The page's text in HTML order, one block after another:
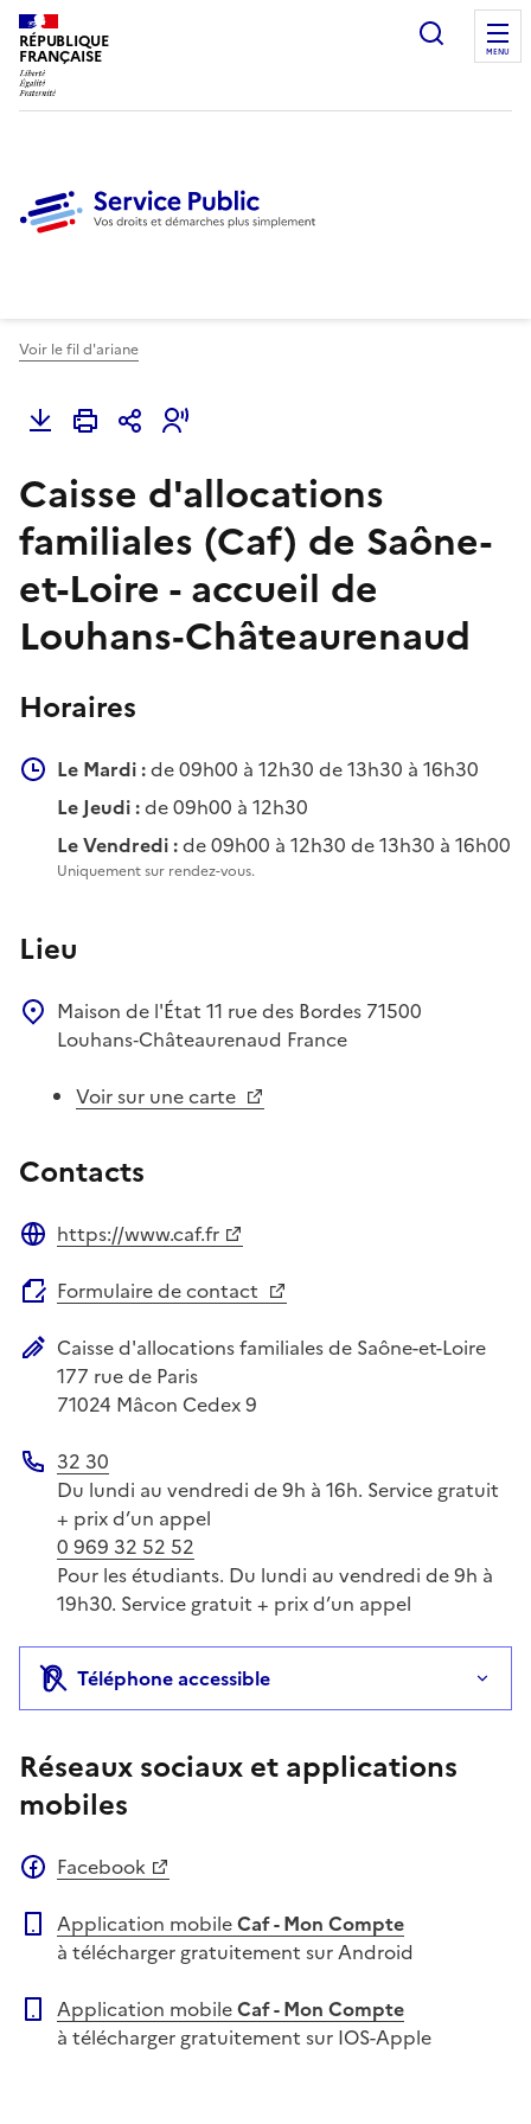
RÉPUBLIQUE
FRANÇAISE
Ouvrir
MENU
Voir le fil d'ariane
Caisse d'allocations
familiales (Caf) de Saône-
et-Loire - accueil de
Louhans‑Châteaurenaud
Horaires
Le Mardi :de 09h00 à 12h30 de 13h30 à 16h30
Le Jeudi :de 09h00 à 12h30
Le Vendredi :de 09h00 à 12h30 de 13h30 à 16h00
Uniquement sur rendez-vous.
Lieu
Maison de l'État 11 rue des Bordes 71500
Louhans‑Châteaurenaud France
Voir sur une carte
Contacts
https://www.caf.fr
Formulaire de contact
Adresse postale
Caisse d'allocations familiales de Saône-et-Loire
177 rue de Paris
71024 Mâcon Cedex 9
Téléphone
32 30
Du lundi au vendredi de 9h à 16h. Service gratuit
+ prix d’un appel
0 969 32 52 52
Pour les étudiants. Du lundi au vendredi de 9h à
19h30. Service gratuit + prix d’un appel
Téléphone accessible
Réseaux sociaux et applications
mobiles
Facebook
Application mobileCaf - Mon Compte
à télécharger gratuitement sur Android
Application mobileCaf - Mon Compte
à télécharger gratuitement sur IOS-Apple